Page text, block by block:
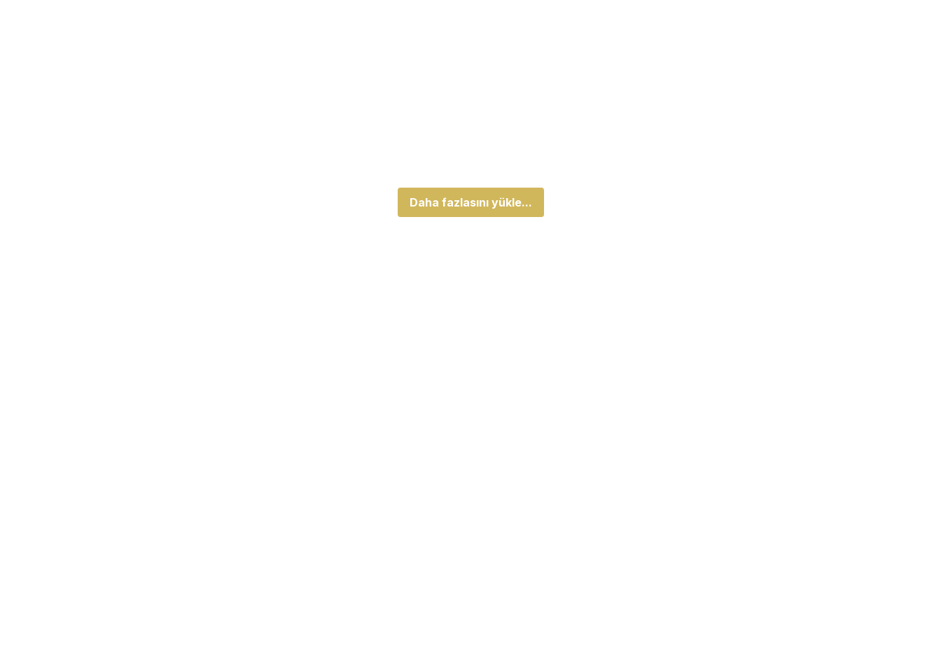
Daha fazlasını yükle...